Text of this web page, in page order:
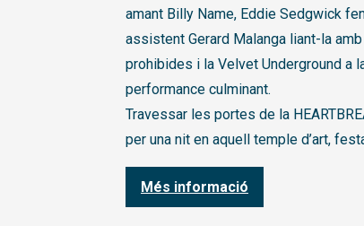
amant Billy Name, Eddie Sedgwick
assistent Gerard Malanga liant-la
prohibides i la Velvet Underground a
performance culminant.
Travessar les portes de la
per una nit en aquell temple d’art,
Més informació